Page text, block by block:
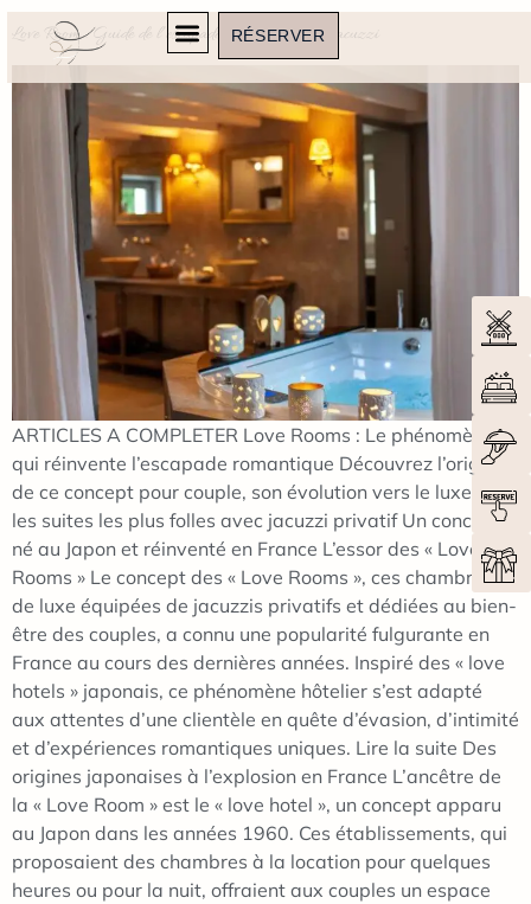
RÉSERVER
Love Room : Guide de l’escapade romantique avec jacuzzi
ARTICLES A COMPLETER Love Rooms : Le phénomène
qui réinvente l’escapade romantique Découvrez l’origine
de ce concept pour couple, son évolution vers le luxe et
les suites les plus folles avec jacuzzi privatif Un concept
né au Japon et réinventé en France L’essor des « Love
Rooms » Le concept des « Love Rooms », ces chambres
de luxe équipées de jacuzzis privatifs et dédiées au bien-
être des couples, a connu une popularité fulgurante en
France au cours des dernières années. Inspiré des « love
hotels » japonais, ce phénomène hôtelier s’est adapté
aux attentes d’une clientèle en quête d’évasion, d’intimité
et d’expériences romantiques uniques. Lire la suite Des
origines japonaises à l’explosion en France L’ancêtre de
la « Love Room » est le « love hotel », un concept apparu
au Japon dans les années 1960. Ces établissements, qui
proposaient des chambres à la location pour quelques
heures ou pour la nuit, offraient aux couples un espace